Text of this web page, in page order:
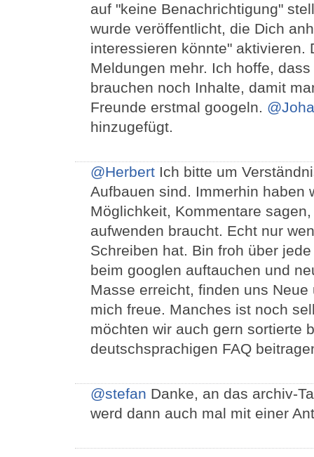
auf "keine Benachrichtigung"
wurde veröffentlicht, die Dich
interessieren könnte" aktivieren.
Meldungen mehr. Ich hoffe,
brauchen noch Inhalte, damit
Freunde erstmal googeln.
hinzugefügt.
@Herbert Ich bitte um
Aufbauen sind. Immerhin haben
Möglichkeit, Kommentare
aufwenden braucht. Echt nur
Schreiben hat. Bin froh über
beim googlen auftauchen und
Masse erreicht, finden uns
mich freue. Manches ist noch
möchten wir auch gern sortierte
deutschsprachigen FAQ
@stefan Danke, an das archiv-
werd dann auch mal mit einer